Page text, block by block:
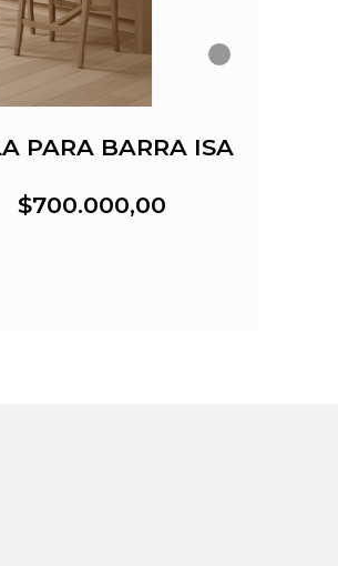
PARA BARRA ISA
$700.000,00